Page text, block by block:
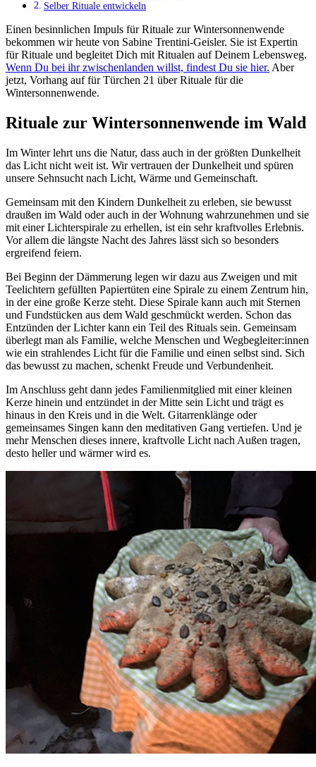
Selber Rituale entwickeln
Einen besinnlichen Impuls für Rituale zur Wintersonnenwende
bekommen wir heute von Sabine Trentini-Geisler. Sie ist Expertin
für Rituale und begleitet Dich mit Ritualen auf Deinem Lebensweg.
Wenn Du bei ihr zwischenlanden willst, findest Du sie hier. Aber
jetzt, Vorhang auf für Türchen 21 über Rituale für die
Wintersonnenwende.
Rituale zur Wintersonnenwende im Wald
Im Winter lehrt uns die Natur, dass auch in der größten Dunkelheit
das Licht nicht weit ist. Wir vertrauen der Dunkelheit und spüren
unsere Sehnsucht nach Licht, Wärme und Gemeinschaft.
Gemeinsam mit den Kindern Dunkelheit zu erleben, sie bewusst
draußen im Wald oder auch in der Wohnung wahrzunehmen und sie
mit einer Lichterspirale zu erhellen, ist ein sehr kraftvolles Erlebnis.
Vor allem die längste Nacht des Jahres lässt sich so besonders
ergreifend feiern.
Bei Beginn der Dämmerung legen wir dazu aus Zweigen und mit
Teelichtern gefüllten Papiertüten eine Spirale zu einem Zentrum hin,
in der eine große Kerze steht. Diese Spirale kann auch mit Sternen
und Fundstücken aus dem Wald geschmückt werden. Schon das
Entzünden der Lichter kann ein Teil des Rituals sein. Gemeinsam
überlegt man als Familie, welche Menschen und Wegbegleiter:innen
wie ein strahlendes Licht für die Familie und einen selbst sind. Sich
das bewusst zu machen, schenkt Freude und Verbundenheit.
Im Anschluss geht dann jedes Familienmitglied mit einer kleinen
Kerze hinein und entzündet in der Mitte sein Licht und trägt es
hinaus in den Kreis und in die Welt. Gitarrenklänge oder
gemeinsames Singen kann den meditativen Gang vertiefen. Und je
mehr Menschen dieses innere, kraftvolle Licht nach Außen tragen,
desto heller und wärmer wird es.